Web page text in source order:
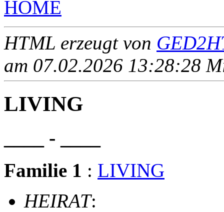
HOME
HTML erzeugt von
am 07.02.2026 13:28:28
LIVING
____ - ____
Familie 1 : LIVING
HEIRAT: